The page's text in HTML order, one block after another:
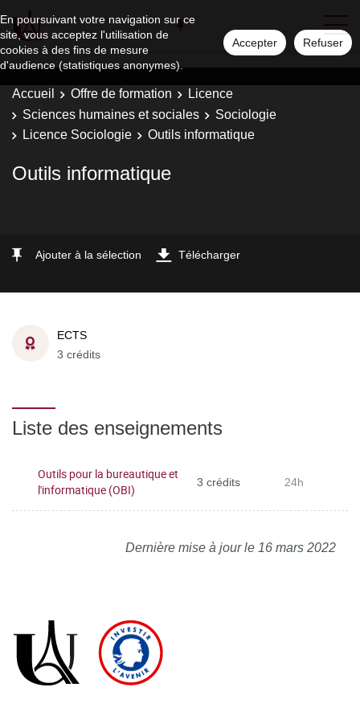
En poursuivant votre navigation sur ce
site, vous acceptez l'utilisation de
cookies à des fins de mesure
d'audience (statistiques anonymes).
Accepter Refuser
Accueil Offre de formation
Licence
Sciences humaines et sociales
Sociologie
Licence Sociologie
Outils informatique
Outils informatique
Ajouter à la sélection Télécharger
ECTS
3 crédits
Liste des enseignements
Outils pour la bureautique et
l'informatique (OBI)
3 crédits 24h
Dernière mise à jour le 16 mars 2022